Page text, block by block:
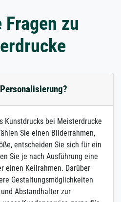
Fragen zu
Kunstdrucks bei Meisterdrucke
Sie einen Bilderrahmen,
entscheiden Sie sich für ein
Sie je nach Ausführung eine
einen Keilrahmen. Darüber
Gestaltungsmöglichkeiten
Abstandhalter zur